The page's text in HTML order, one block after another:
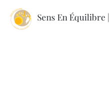
Sens En Équilibre |